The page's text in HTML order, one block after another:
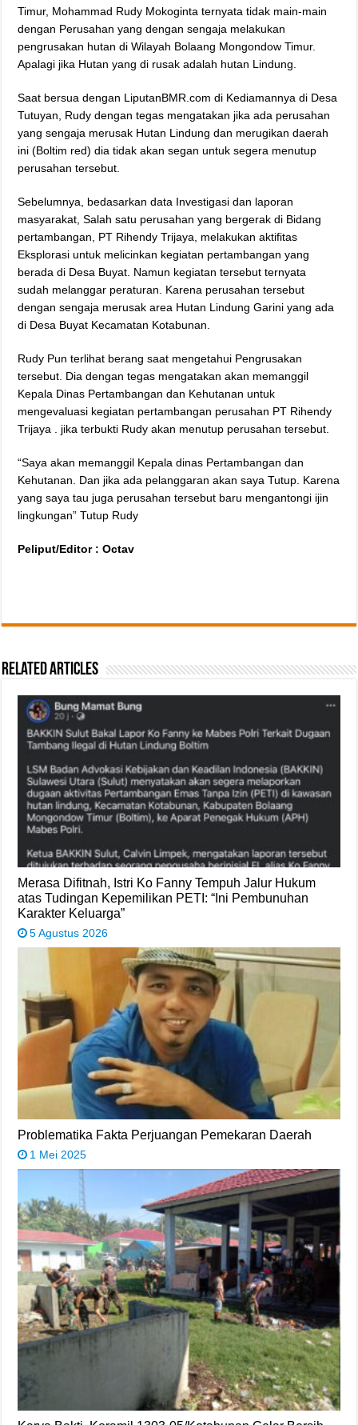
Timur, Mohammad Rudy Mokoginta ternyata tidak main-main
dengan Perusahan yang dengan sengaja melakukan
pengrusakan hutan di Wilayah Bolaang Mongondow Timur.
Apalagi jika Hutan yang di rusak adalah hutan Lindung.
Saat bersua dengan LiputanBMR.com di Kediamannya di Desa
Tutuyan, Rudy dengan tegas mengatakan jika ada perusahan
yang sengaja merusak Hutan Lindung dan merugikan daerah
ini (Boltim red) dia tidak akan segan untuk segera menutup
perusahan tersebut.
Sebelumnya, bedasarkan data Investigasi dan laporan
masyarakat, Salah satu perusahan yang bergerak di Bidang
pertambangan, PT Rihendy Trijaya, melakukan aktifitas
Eksplorasi untuk melicinkan kegiatan pertambangan yang
berada di Desa Buyat. Namun kegiatan tersebut ternyata
sudah melanggar peraturan. Karena perusahan tersebut
dengan sengaja merusak area Hutan Lindung Garini yang ada
di Desa Buyat Kecamatan Kotabunan.
Rudy Pun terlihat berang saat mengetahui Pengrusakan
tersebut. Dia dengan tegas mengatakan akan memanggil
Kepala Dinas Pertambangan dan Kehutanan untuk
mengevaluasi kegiatan pertambangan perusahan PT Rihendy
Trijaya . jika terbukti Rudy akan menutup perusahan tersebut.
“Saya akan memanggil Kepala dinas Pertambangan dan
Kehutanan. Dan jika ada pelanggaran akan saya Tutup. Karena
yang saya tau juga perusahan tersebut baru mengantongi ijin
lingkungan” Tutup Rudy
Peliput/Editor : Octav
Related Articles
Merasa Difitnah, Istri Ko Fanny Tempuh Jalur Hukum
atas Tudingan Kepemilikan PETI: “Ini Pembunuhan
Karakter Keluarga”
5 Agustus 2026
Problematika Fakta Perjuangan Pemekaran Daerah
1 Mei 2025